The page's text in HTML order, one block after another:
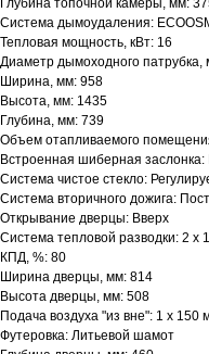
Глубина топочной камеры, мм:
Система дымоудаления:
Тепловая мощность, кВт: 16
Диаметр дымоходного патрубка,
Ширина, мм: 958
Высота, мм: 1435
Глубина, мм: 739
Объем отапливаемого
Встроенная шиберная заслонка:
Система чистое стекло:
Система вторичного дожига:
Открывание дверцы: Вверх
Система тепловой разводки: 2 х
КПД, %: 80
Ширина дверцы, мм: 814
Высота дверцы, мм: 508
Подача воздуха "из вне": 1 х 150
Футеровка: Литьевой шамот